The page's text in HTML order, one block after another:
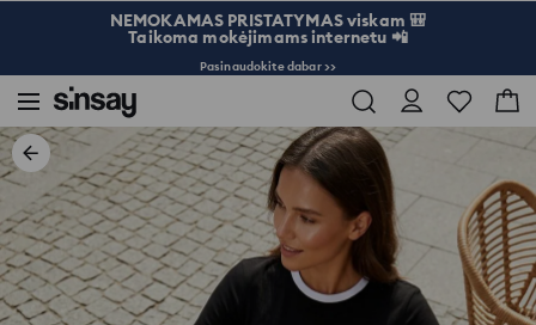
NEMOKAMAS PRISTATYMAS viskam 🎒
Taikoma mokėjimams internetu 📲
Pasinaudokite dabar >>